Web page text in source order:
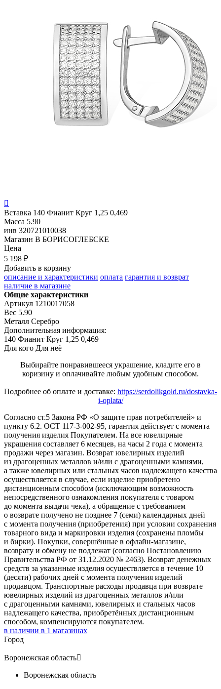

Вставка 140 Фианит Круг 1,25 0,469
Масса 5.90
инв 320721010038
Магазин В БОРИСОГЛЕБСКЕ
Цена
5 198 ₽
Добавить в корзину
описание и характеристики оплата гарантия и возврат
наличие в магазине
Общие характеристики
Артикул 1210017058
Вес 5.90
Металл Серебро
Дополнительная информация:
140 Фианит Круг 1,25 0,469
Для кого Для неё
Выбирайте понравившееся украшение, кладите его в
коризину и оплачивайте любым удобным способом.
Подробнее об оплате и доставке: https://serdolikgold.ru/dostavka-
i-oplata/
Согласно ст.5 Закона РФ «О защите прав потребителей» и
пункту 6.2. ОСТ 117-3-002-95, гарантия действует с момента
получения изделия Покупателем. На все ювелирные
украшения составляет 6 месяцев, на часы 2 года с момента
продажи через магазин. Возврат ювелирных изделий
из драгоценных металлов и/или с драгоценными камнями,
а также ювелирных или стальных часов надлежащего качества
осуществляется в случае, если изделие приобретено
дистанционным способом (исключающим возможность
непосредственного ознакомления покупателя с товаром
до момента выдачи чека), а обращение с требованием
о возврате получено не позднее 7 (семи) календарных дней
с момента получения (приобретения) при условии сохранения
товарного вида и маркировки изделия (сохранены пломбы
и бирки). Покупки, совершённые в офлайн-магазине,
возврату и обмену не подлежат (согласно Постановлению
Правительства РФ от 31.12.2020 № 2463). Возврат денежных
средств за указанные изделия осуществляется в течение 10
(десяти) рабочих дней с момента получения изделий
продавцом. Транспортные расходы продавца при возврате
ювелирных изделий из драгоценных металлов и/или
с драгоценными камнями, ювелирных и стальных часов
надлежащего качества, приобретённых дистанционным
способом, компенсируются покупателем.
в наличии в 1 магазинах
Город
Воронежская область
Воронежская область